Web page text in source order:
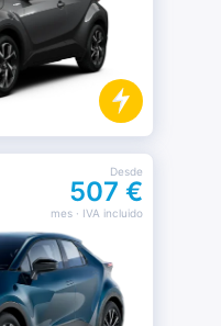
Desde
507 €
mes· IVA incluido